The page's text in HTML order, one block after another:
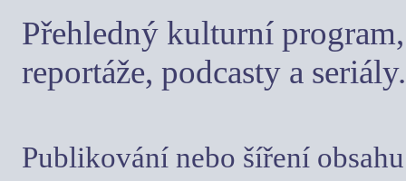
Přehledný kulturní
reportáže, podcasty a seriály.
Publikování nebo šíření